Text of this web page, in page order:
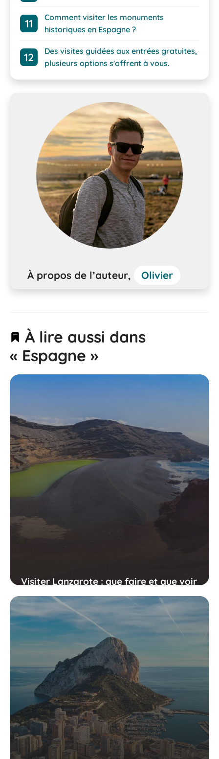
Comment visiter les monuments
historiques en Espagne ?
Des visites guidées aux entrées gratuites,
plusieurs options s'offrent à vous.
À propos de l’auteur, Olivier
À lire aussi dans
« Espagne »
Visiter Lanzarote : que faire et que voir
sur l'île